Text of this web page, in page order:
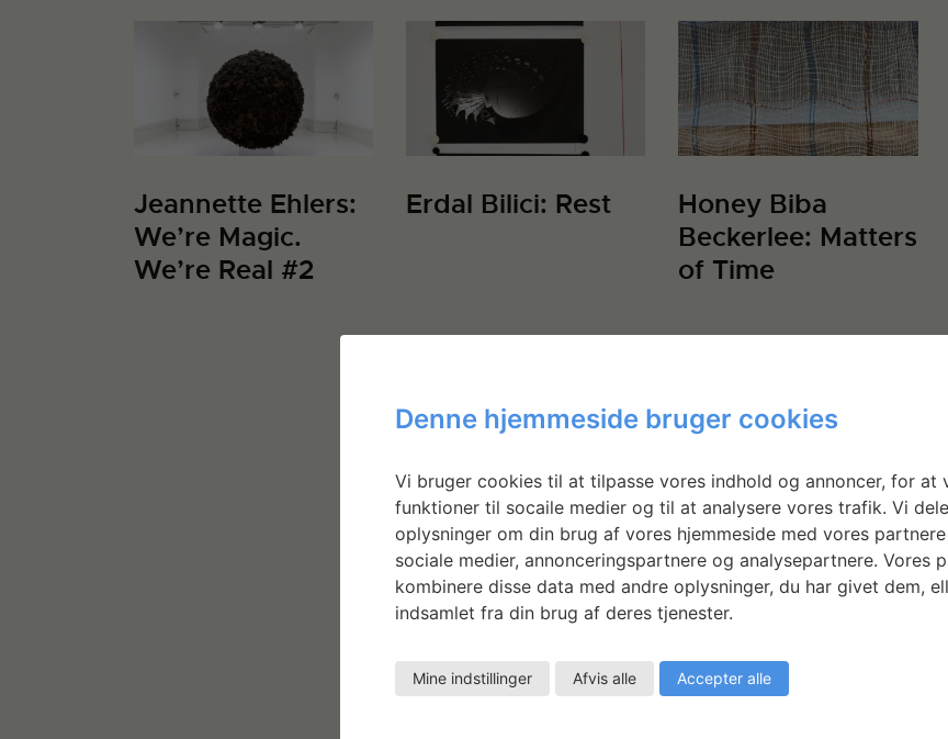
Jeannette Ehlers:
We’re Magic.
We’re Real #2
Erdal Bilici: Rest
Honey Biba
Beckerlee: Matters
of Time
Denne hjemmeside bruger cookies
Vi bruger cookies til at tilpasse vores indhold og annoncer, for at
funktioner til socaile medier og til at analysere vores trafik. Vi
oplysninger om din brug af vores hjemmeside med vores
sociale medier, annonceringspartnere og analysepartnere. Vores
kombinere disse data med andre oplysninger, du har givet dem,
indsamlet fra din brug af deres tjenester.
Mine indstillinger Afvis alle Accepter alle